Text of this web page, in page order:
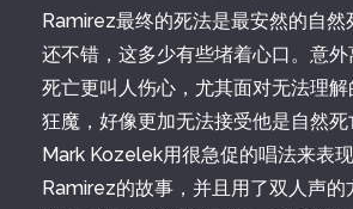
Ramirez最终的死法是最安然的自然
还不错，这多少有些堵着心口。意
死亡更叫人伤心，尤其面对无法理
狂魔，好像更加无法接受他是自然死
Mark Kozelek用很急促的唱法来表
Ramirez的故事，并且用了双人声的